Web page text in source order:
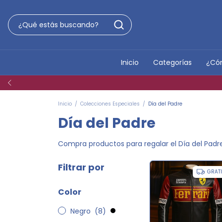
Inicio Categorías
Inicio / Colecciones Especiales / Día del Padre
Día del Padre
Compra productos para regalar el Día del
Filtrar por
Color
Negro (8)